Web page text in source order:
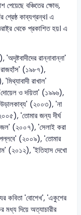
পেয়েছে বঞ্চিতের ক্ষোভ,
শ্রেষ্ঠ কাব্যগ্রন্থ। এ
থেকে প্রকাশিত হয়। এ
রান্নাবান্না'
(১৯৮৭),
রাখাল'
ও দয়িতা' (১৯৯৬),
(২০০৩), 'না
'তোমার জন্য দীর্ঘ
জল' (২০০৭), 'সেলাই করা
(২০০৯), 'তোমার
(২০১২), 'ইতিহাস দেখো
কবিতা 'বোশেখ', 'একুশের
মধ্য দিয়ে অত্যাচারীর